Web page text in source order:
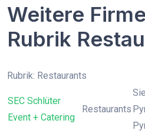
Weitere
Rubrik
Rubrik: Restaurants
SEC Schlüter
Event + Catering
Restaurants